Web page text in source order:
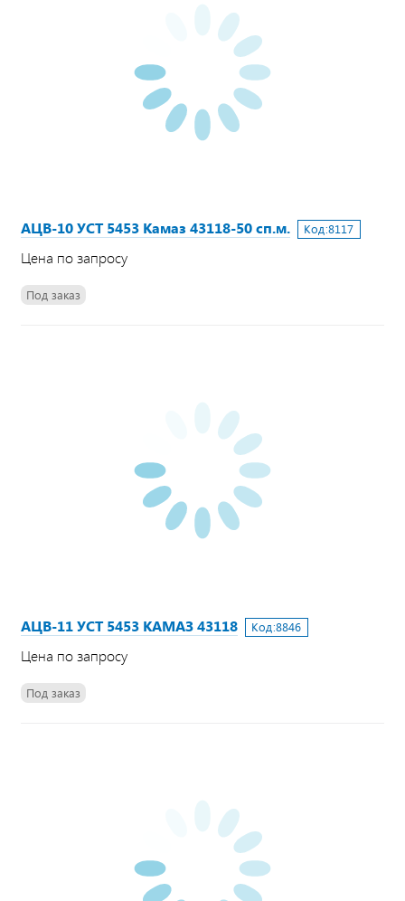
АЦВ-10 УСТ 5453 Камаз 43118-50 сп.м. Код:8117
Цена по запросу
Под заказ
АЦВ-11 УСТ 5453 КАМАЗ 43118 Код:8846
Цена по запросу
Под заказ